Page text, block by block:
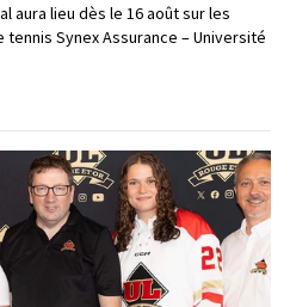
aura lieu dès le 16 août sur les
Synex Assurance – Université